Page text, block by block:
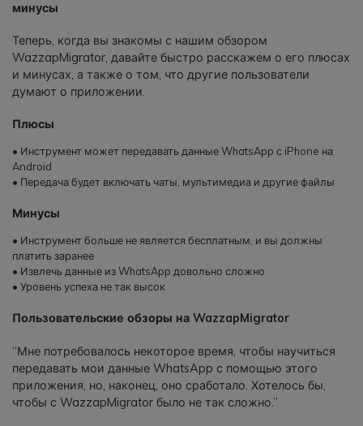
минусы
Теперь, когда вы знакомы с нашим обзором
WazzapMigrator, давайте быстро расскажем о его плюсах
и минусах, а также о том, что другие пользователи
думают о приложении.
Плюсы
• Инструмент может передавать данные WhatsApp с iPhone на
Android
• Передача будет включать чаты, мультимедиа и другие файлы
Минусы
• Инструмент больше не является бесплатным, и вы должны
платить заранее
• Извлечь данные из WhatsApp довольно сложно
• Уровень успеха не так высок
Пользовательские обзоры на WazzapMigrator
“Мне потребовалось некоторое время, чтобы научиться
передавать мои данные WhatsApp с помощью этого
приложения, но, наконец, оно сработало. Хотелось бы,
чтобы с WazzapMigrator было не так сложно.”